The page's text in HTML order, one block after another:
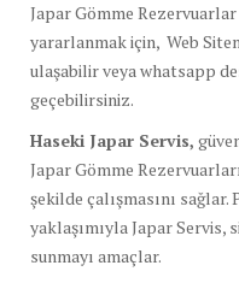
Japar Gömme
yararlanmak için, Web
ulaşabilir veya whatsapp
geçebilirsiniz.
Haseki Japar Servis,
Japar Gömme
şekilde çalışmasını
yaklaşımıyla Japar Servis,
sunmayı amaçlar.